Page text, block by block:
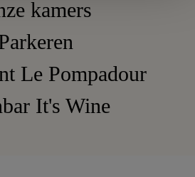
kamers
Le Pompadour
It's Wine